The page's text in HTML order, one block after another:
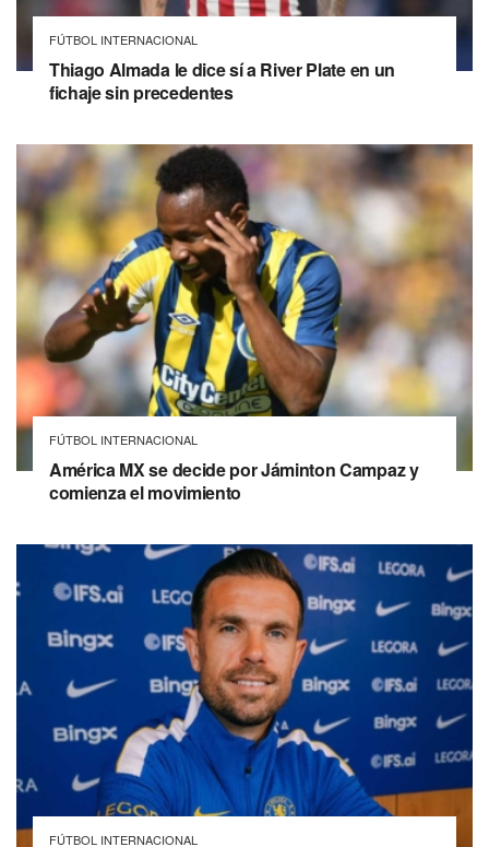
FÚTBOL INTERNACIONAL
Thiago Almada le dice sí a River Plate en un
fichaje sin precedentes
FÚTBOL INTERNACIONAL
América MX se decide por Jáminton Campaz y
comienza el movimiento
FÚTBOL INTERNACIONAL